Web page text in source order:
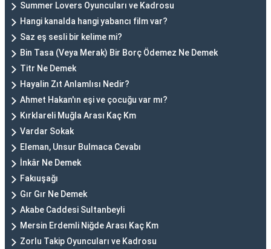
Summer Lovers Oyuncuları ve Kadrosu
Hangi kanalda hangi yabancı film var?
Saz eş sesli bir kelime mi?
Bin Tasa (Veya Merak) Bir Borç Ödemez Ne Demek
Titr Ne Demek
Hayalin Zıt Anlamlısı Nedir?
Ahmet Hakan'ın eşi ve çocuğu var mı?
Kırklareli Muğla Arası Kaç Km
Vardar Sokak
Eleman, Unsur Bulmaca Cevabı
İnkâr Ne Demek
Fakıuşağı
Gır Gır Ne Demek
Akabe Caddesi Sultanbeyli
Mersin Erdemli Niğde Arası Kaç Km
Zorlu Takip Oyuncuları ve Kadrosu